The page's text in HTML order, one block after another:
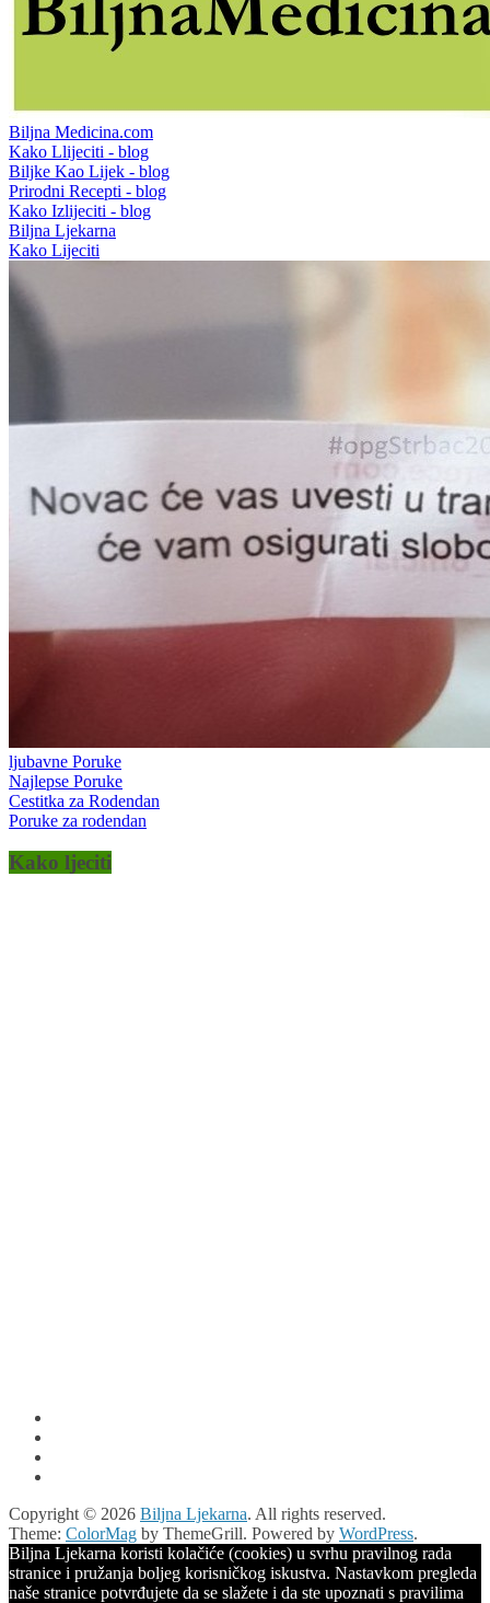
Biljna Medicina.com
Kako Llijeciti - blog
Biljke Kao Lijek - blog
Prirodni Recepti - blog
Kako Izlijeciti - blog
Biljna Ljekarna
Kako Lijeciti
ljubavne Poruke
Najlepse Poruke
Cestitka za Rodendan
Poruke za rodendan
Kako ljeciti
Copyright © 2026 Biljna Ljekarna. All rights reserved.
Theme: ColorMag by ThemeGrill. Powered by WordPress.
Biljna Ljekarna koristi kolačiće (cookies) u svrhu pravilnog rada
stranice i pružanja boljeg korisničkog iskustva. Nastavkom pregleda
naše stranice potvrđujete da se slažete i da ste upoznati s pravilima